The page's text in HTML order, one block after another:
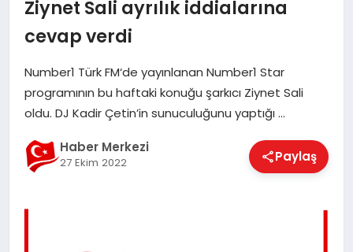
DÜNYA
EĞITIM
EKONOMI
MAGAZIN
Ziynet Sali ayrılık iddialarına
cevap verdi
Number1 Türk FM‘de yayınlanan Number1 Star
programının bu haftaki konuğu şarkıcı Ziynet Sali
oldu. DJ Kadir Çetin’in sunuculuğunu yaptığı …
Haber Merkezi
27 Ekim 2022 Paylaş